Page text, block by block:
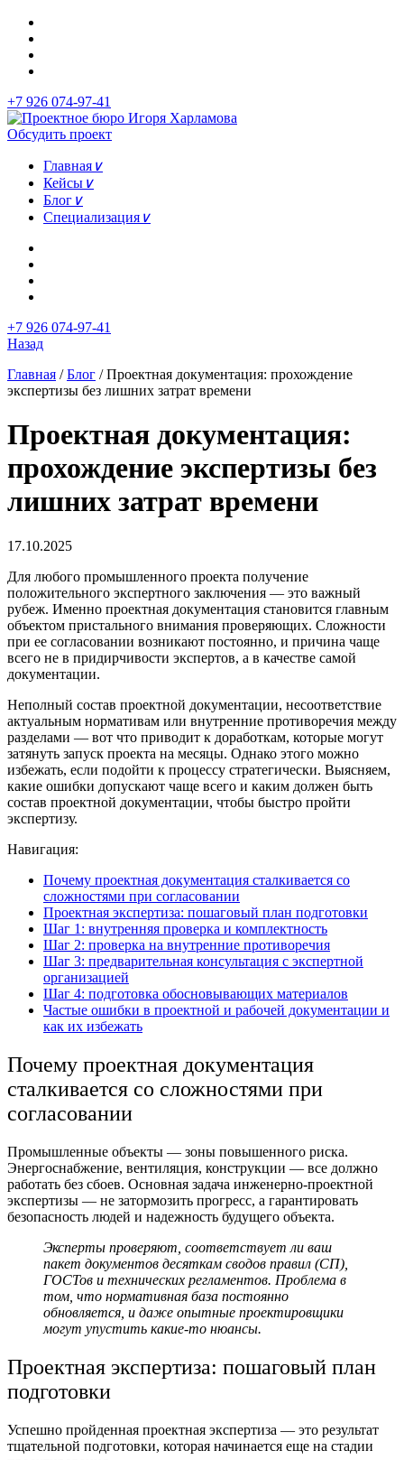
+7 926 074-97-41
Обсудить проект
Главная ∨
Кейсы ∨
Блог ∨
Специализация ∨
+7 926 074-97-41
Назад
Главная /Блог /Проектная документация: прохождение
экспертизы без лишних затрат времени
Проектная документация:
прохождение экспертизы без
лишних затрат времени
17.10.2025
Для любого промышленного проекта получение
положительного экспертного заключения — это важный
рубеж. Именно проектная документация становится главным
объектом пристального внимания проверяющих. Сложности
при ее согласовании возникают постоянно, и причина чаще
всего не в придирчивости экспертов, а в качестве самой
документации.
Неполный состав проектной документации, несоответствие
актуальным нормативам или внутренние противоречия между
разделами — вот что приводит к доработкам, которые могут
затянуть запуск проекта на месяцы. Однако этого можно
избежать, если подойти к процессу стратегически. Выясняем,
какие ошибки допускают чаще всего и каким должен быть
состав проектной документации, чтобы быстро пройти
экспертизу.
Навигация:
Почему проектная документация сталкивается со
сложностями при согласовании
Проектная экспертиза: пошаговый план подготовки
Шаг 1: внутренняя проверка и комплектность
Шаг 2: проверка на внутренние противоречия
Шаг 3: предварительная консультация с экспертной
организацией
Шаг 4: подготовка обосновывающих материалов
Частые ошибки в проектной и рабочей документации и
как их избежать
Почему проектная документация
сталкивается со сложностями при
согласовании
Промышленные объекты — зоны повышенного риска.
Энергоснабжение, вентиляция, конструкции — все должно
работать без сбоев. Основная задача инженерно-проектной
экспертизы — не затормозить прогресс, а гарантировать
безопасность людей и надежность будущего объекта.
Эксперты проверяют, соответствует ли ваш
пакет документов десяткам сводов правил (СП),
ГОСТов и технических регламентов. Проблема в
том, что нормативная база постоянно
обновляется, и даже опытные проектировщики
могут упустить какие-то нюансы.
Проектная экспертиза: пошаговый план
подготовки
Успешно пройденная проектная экспертиза — это результат
тщательной подготовки, которая начинается еще на стадии